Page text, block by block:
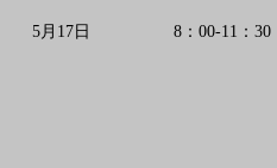
5月17日 8：00-11：30